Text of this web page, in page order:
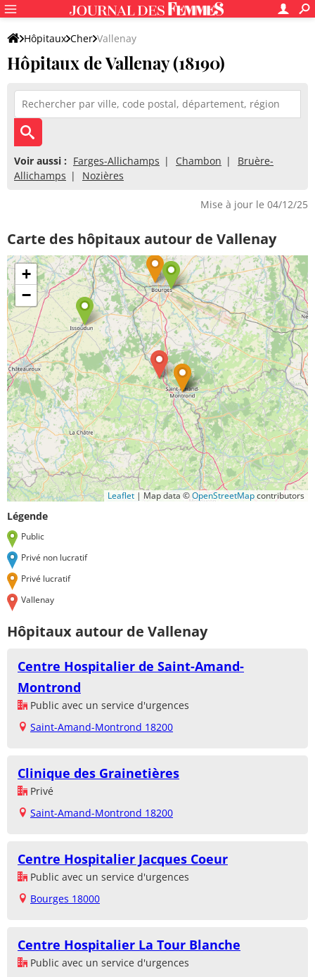
Hôpitaux Cher Vallenay
Hôpitaux de Vallenay (18190)
Voir aussi : Farges-Allichamps Chambon
Bruère-
Allichamps
Nozières
Mise à jour le 04/12/25
Carte des hôpitaux autour de Vallenay
+
−
Leaflet | Map data ©OpenStreetMapcontributors
Légende
Public
Privé non lucratif
Privé lucratif
Vallenay
Hôpitaux autour de Vallenay
Centre Hospitalier de Saint-Amand-
Montrond
Public avec un service d'urgences
Saint-Amand-Montrond 18200
Clinique des Grainetières
Privé
Saint-Amand-Montrond 18200
Centre Hospitalier Jacques Coeur
Public avec un service d'urgences
Bourges 18000
Centre Hospitalier La Tour Blanche
Public avec un service d'urgences